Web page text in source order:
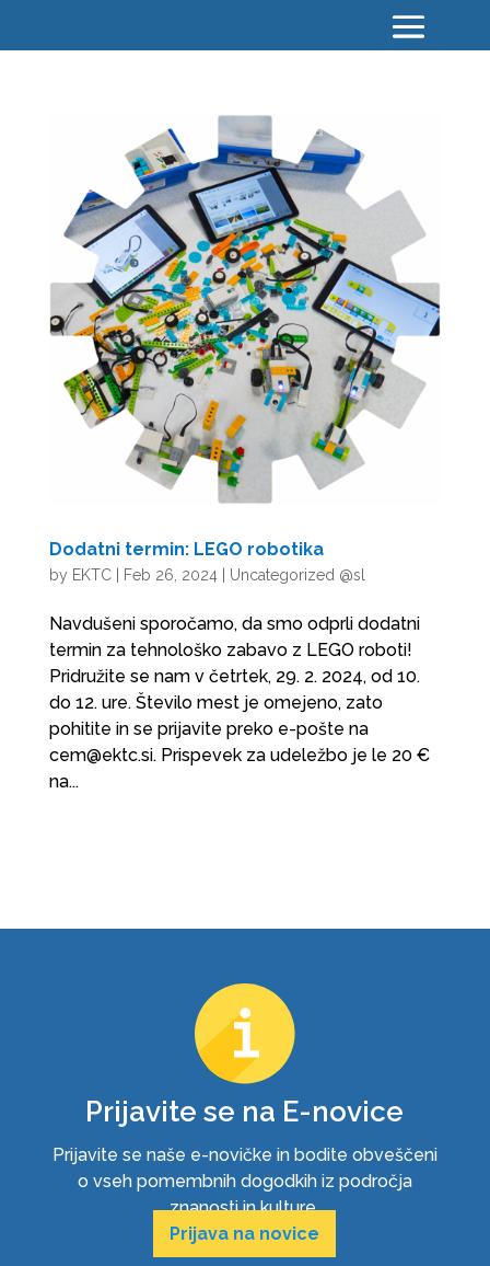
Dodatni termin: LEGO robotika
by EKTC| Feb 26, 2024| Uncategorized @sl
Navdušeni sporočamo, da smo odprli dodatni
termin za tehnološko zabavo z LEGO roboti!
Pridružite se nam v četrtek, 29. 2. 2024, od 10.
do 12. ure. Število mest je omejeno, zato
pohitite in se prijavite preko e-pošte na
cem@ektc.si. Prispevek za udeležbo je le 20 €
na...
Prijavite se na E-novice
Prijavite se naše e-novičke in bodite obveščeni
o vseh pomembnih dogodkih iz področja
znanosti in kulture.
Prijava na novice